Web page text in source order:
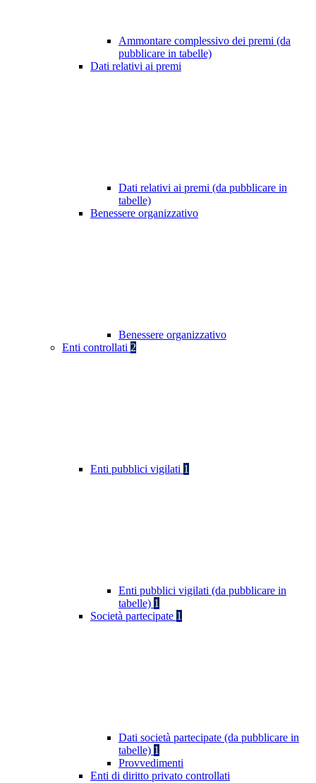
Ammontare complessivo dei premi (da
pubblicare in tabelle)
Dati relativi ai premi
Dati relativi ai premi (da pubblicare in
tabelle)
Benessere organizzativo
Benessere organizzativo
Enti controllati 2
Enti pubblici vigilati 1
Enti pubblici vigilati (da pubblicare in
tabelle) 1
Società partecipate 1
Dati società partecipate (da pubblicare in
tabelle) 1
Provvedimenti
Enti di diritto privato controllati